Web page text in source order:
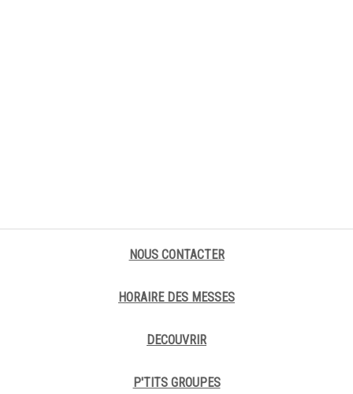
NOUS CONTACTER
HORAIRE DES MESSES
DECOUVRIR
P'TITS GROUPES